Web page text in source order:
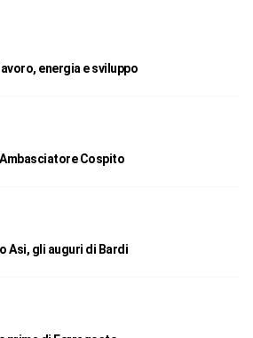
energia e sviluppo
Cospito
Asi, gli auguri di Bardi